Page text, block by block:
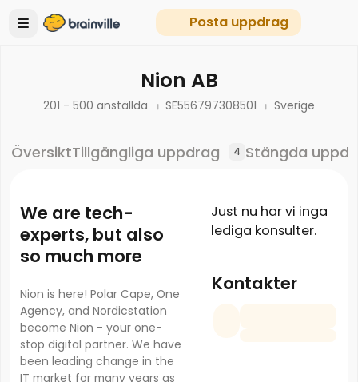
Posta uppdrag
Nion AB
201 - 500 anställda SE556797308501 Sverige
ÖversiktTillgängliga uppdrag 4 Stängda
We are tech-
experts, but also
so much more
Nion is here! Polar Cape, One
Agency, and Nordicstation
become Nion - your one-
stop digital partner. We have
been leading change in the
IT market for many years as
Just nu har vi inga
lediga konsulter.
Kontakter